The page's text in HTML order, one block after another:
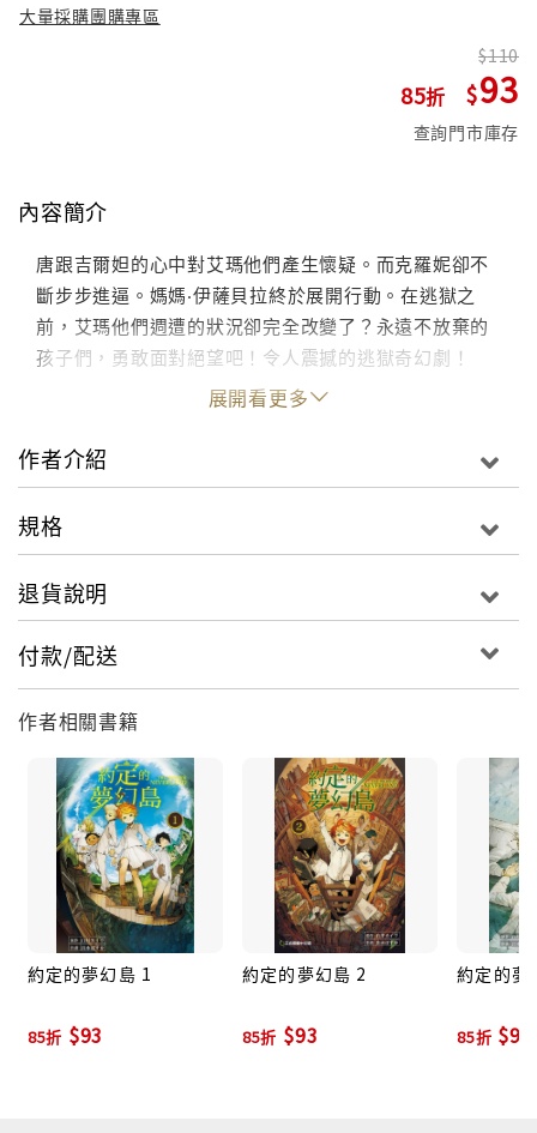
大量採購團購專區
85
110
93
查詢門市庫存
內容簡介
唐跟吉爾妲的心中對艾瑪他們產生懷疑。而克羅妮卻不
斷步步進逼。媽媽‧伊薩貝拉終於展開行動。在逃獄之
前，艾瑪他們週遭的狀況卻完全改變了？永遠不放棄的
孩子們，勇敢面對絕望吧！令人震撼的逃獄奇幻劇！
展開看更多
作者介紹
規格
退貨說明
付款/配送
作者相關書籍
約定的夢幻島 1
85折 $93
約定的夢幻島 2
85折 $93
約定的夢
85折 $93